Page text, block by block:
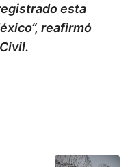
esta
“, reafirmó